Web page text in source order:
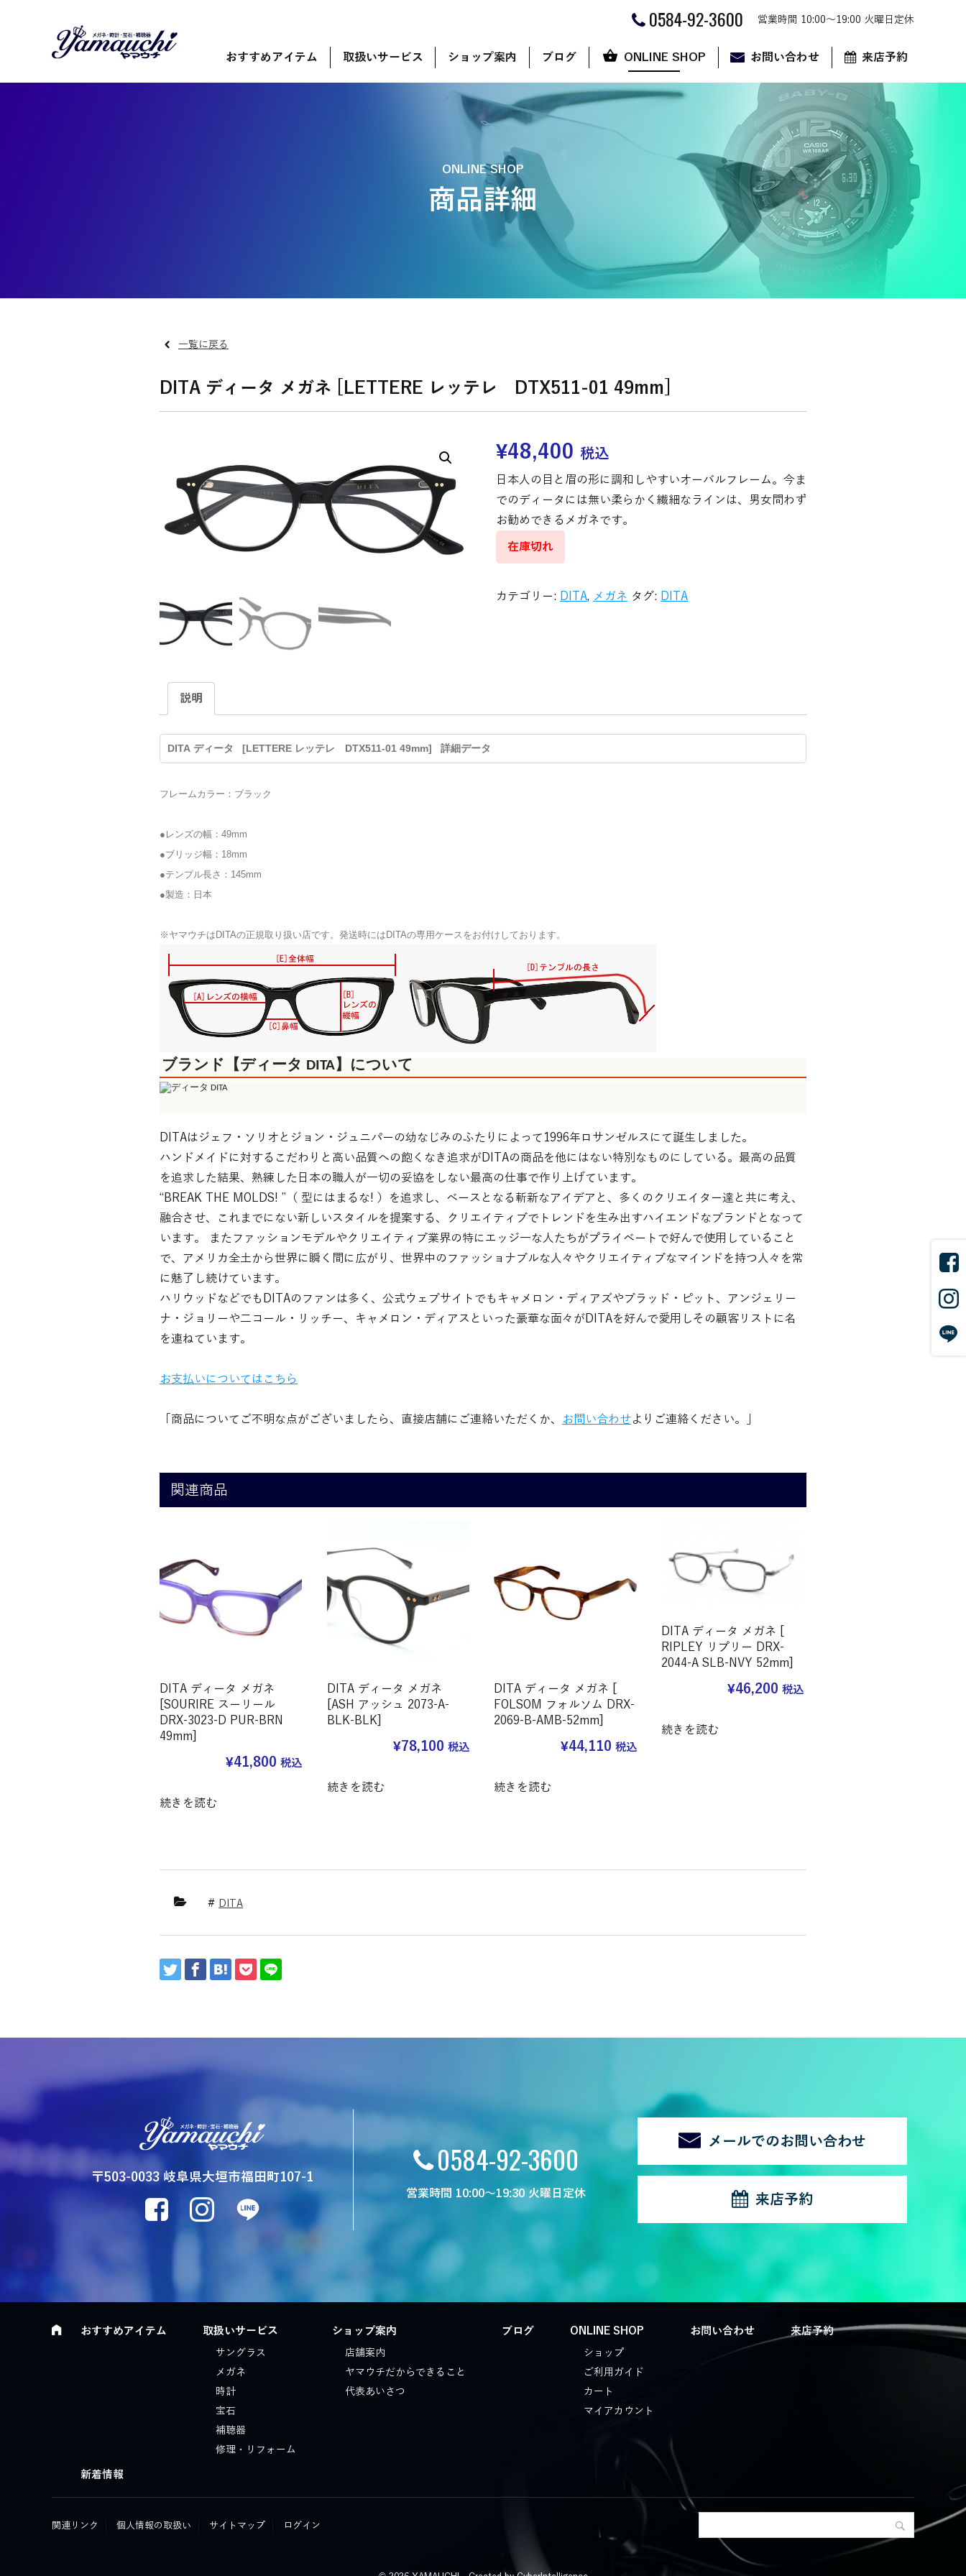
0584-92-3600 営業時間 10:00～19:00 火曜日定休
おすすめアイテム 取扱いサービス ショップ案内 ブログ ONLINE SHOP お問い合わせ 来店予約
ONLINE SHOP
商品詳細
一覧に戻る
DITA ディータ メガネ [LETTERE レッテレ DTX511-01 49mm]
¥48,400 税込
日本人の目と眉の形に調和しやすいオーバルフレーム。今ま
でのディータには無い柔らかく繊細なラインは、男女問わず
お勧めできるメガネです。
在庫切れ
カテゴリー: DITA, メガネ タグ: DITA
説明
DITA ディータ [LETTERE レッテレ DTX511-01 49mm] 詳細データ
フレームカラー：ブラック
●レンズの幅：49mm
●ブリッジ幅：18mm
●テンプル長さ：145mm
●製造：日本
※ヤマウチはDITAの正規取り扱い店です。発送時にはDITAの専用ケースをお付けしております。
ブランド【ディータ DITA】について
DITAはジェフ・ソリオとジョン・ジュニパーの幼なじみのふたりによって1996年ロサンゼルスにて誕生しました。
ハンドメイドに対するこだわりと高い品質への飽くなき追求がDITAの商品を他にはない特別なものにしている。最高の品質
を追求した結果、熟練した日本の職人が一切の妥協をしない最高の仕事で作り上げています。
“BREAK THE MOLDS! ”（ 型にはまるな! ）を追求し、ベースとなる斬新なアイデアと、多くのクリエイター達と共に考え、
融合させ、これまでにない新しいスタイルを提案する、クリエイティブでトレンドを生み出すハイエンドなブランドとなって
います。 またファッションモデルやクリエイティブ業界の特にエッジ―な人たちがプライベートで好んで使用していること
で、アメリカ全土から世界に瞬く間に広がり、世界中のファッショナブルな人々やクリエイティブなマインドを持つ人々を常
に魅了し続けています。
ハリウッドなどでもDITAのファンは多く、公式ウェブサイトでもキャメロン・ディアズやブラッド・ピット、アンジェリー
ナ・ジョリーや二コール・リッチー、キャメロン・ディアスといった豪華な面々がDITAを好んで愛用しその顧客リストに名
を連ねています。
お支払いについてはこちら
「商品についてご不明な点がございましたら、直接店舗にご連絡いただくか、 お問い合わせよりご連絡ください。」
関連商品
DITA ディータ メガネ
[SOURIRE スーリール
DRX-3023-D PUR-BRN
49mm]
¥41,800 税込
続きを読む
DITA ディータ メガネ
[ASH アッシュ 2073-A-
BLK-BLK]
¥78,100 税込
続きを読む
DITA ディータ メガネ [
FOLSOM フォルソム DRX-
2069-B-AMB-52mm]
¥44,110 税込
続きを読む
DITA ディータ メガネ [
RIPLEY リプリー DRX-
2044-A SLB-NVY 52mm]
¥46,200 税込
続きを読む
DITA
〒503-0033 岐阜県大垣市福田町107-1 0584-92-3600
営業時間 10:00～19:30 火曜日定休
メールでのお問い合わせ
来店予約
おすすめアイテム 取扱いサービス
サングラス
メガネ
時計
宝石
補聴器
修理・リフォーム
ショップ案内
店舗案内
ヤマウチだからできること
代表あいさつ
ブログ ONLINE SHOP
ショップ
ご利用ガイド
カート
マイアカウント
お問い合わせ 来店予約
新着情報
関連リンク 個人情報の取扱い サイトマップ ログイン